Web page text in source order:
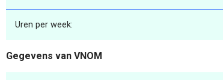
Uren per week:
Gegevens van VNOM